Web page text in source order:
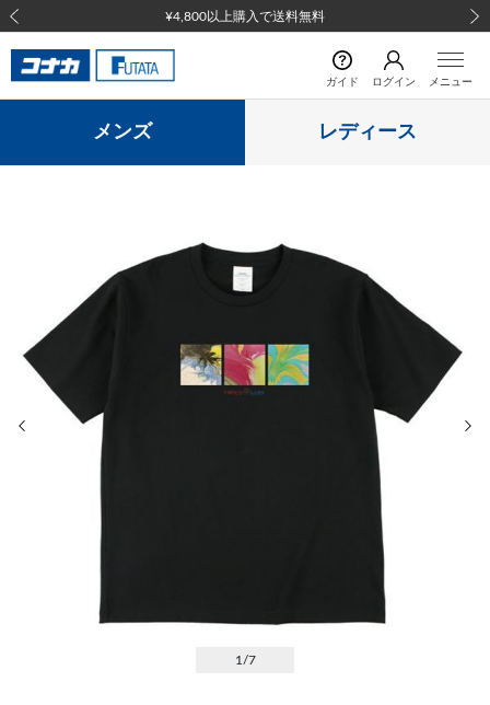
¥4,800以上購入で送料無料
前の画像
ガイド ログイン メニュー
メンズ レディース
前の画像
1 /7